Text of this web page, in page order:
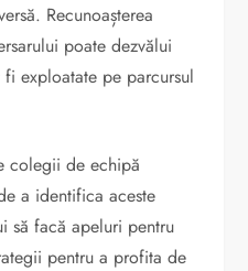
Recunoașterea
poate dezvălui
exploatate pe parcursul
colegii de echipă
a identifica aceste
să facă apeluri pentru
pentru a profita de